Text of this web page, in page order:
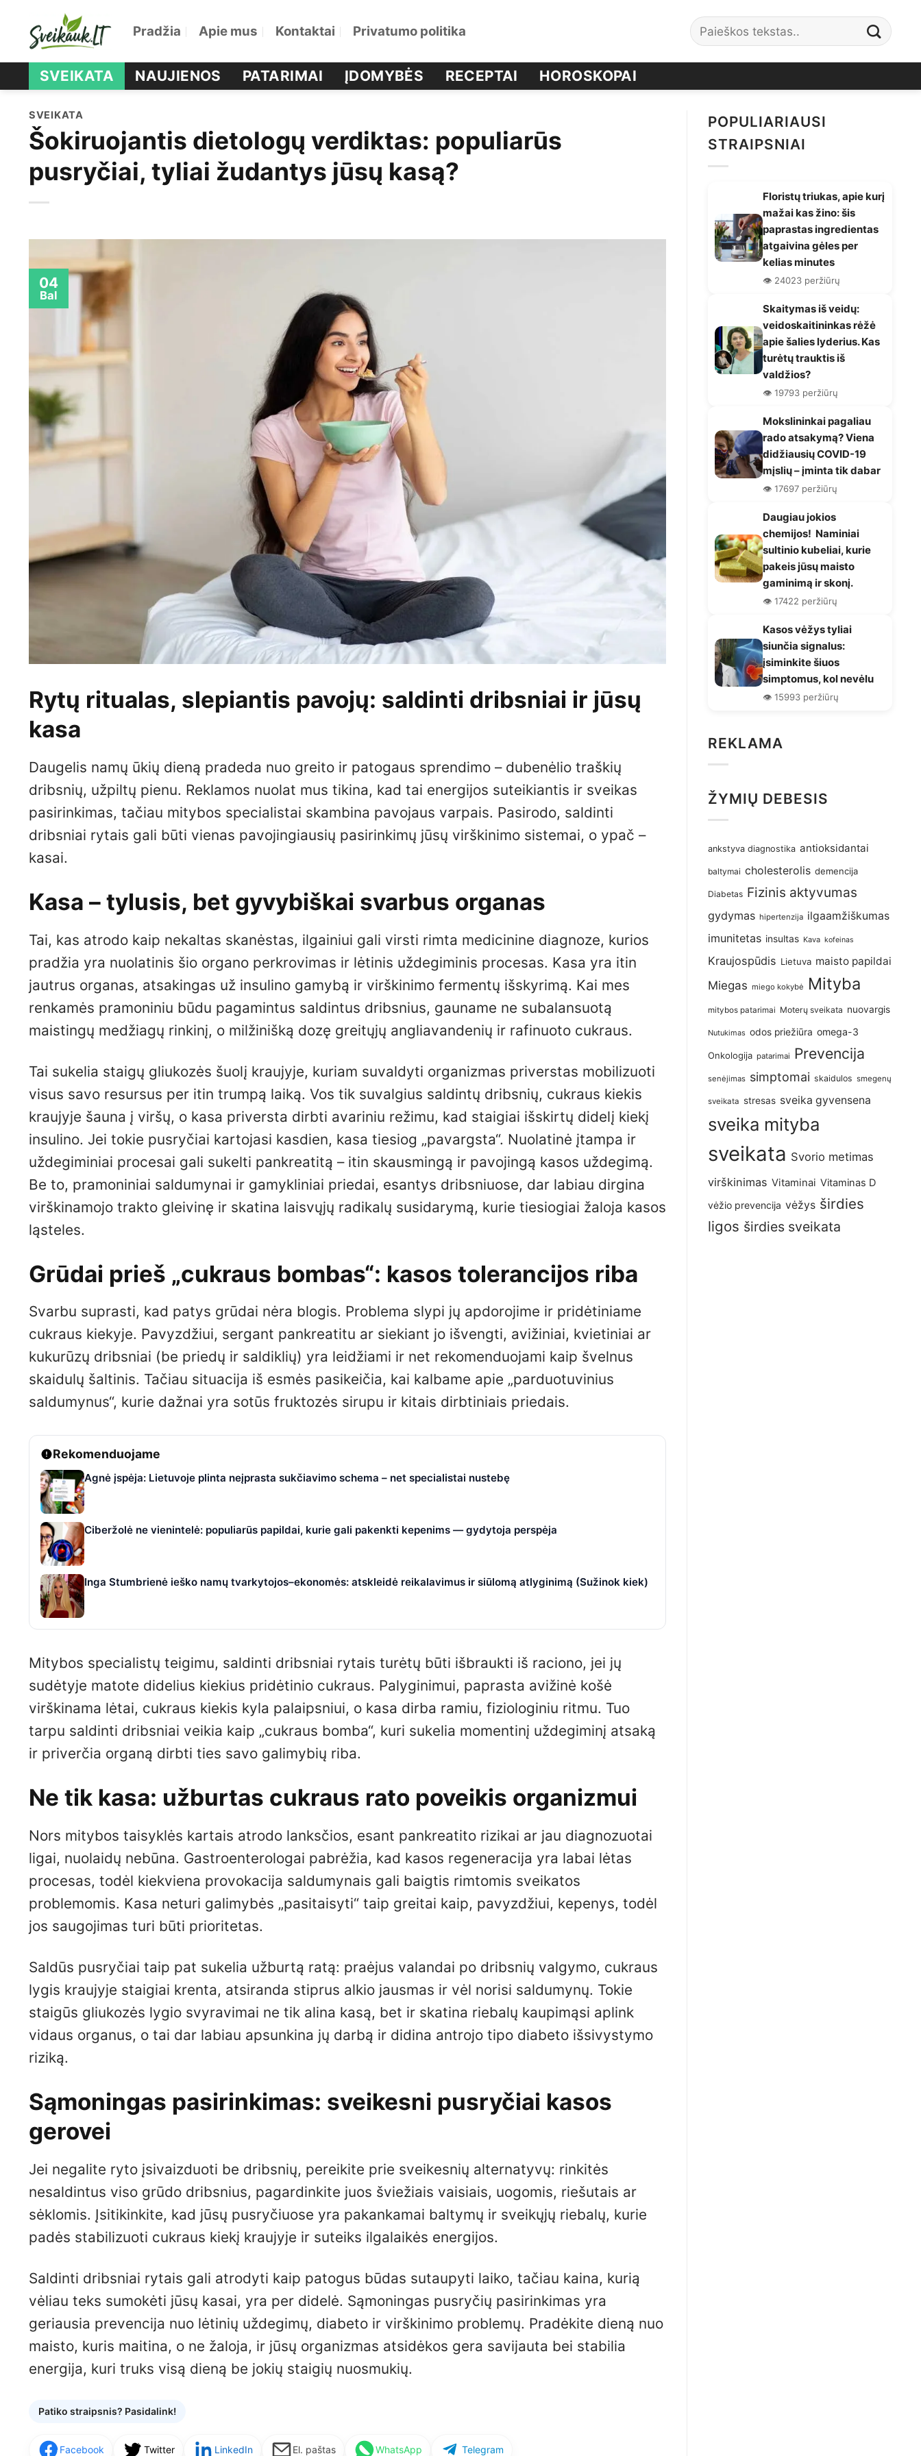
Pradžia Apie mus Kontaktai Privatumo politika
SVEIKATA NAUJIENOS PATARIMAI ĮDOMYBĖS RECEPTAI HOROSKOPAI
SVEIKATA
Šokiruojantis dietologų verdiktas: populiarūs
pusryčiai, tyliai žudantys jūsų kasą?
04
Bal
Rytų ritualas, slepiantis pavojų: saldinti dribsniai ir jūsų
kasa
Daugelis namų ūkių dieną pradeda nuo greito ir patogaus sprendimo – dubenėlio traškių
dribsnių, užpiltų pienu. Reklamos nuolat mus tikina, kad tai energijos suteikiantis ir sveikas
pasirinkimas, tačiau mitybos specialistai skambina pavojaus varpais. Pasirodo, saldinti
dribsniai rytais gali būti vienas pavojingiausių pasirinkimų jūsų virškinimo sistemai, o ypač –
kasai.
Kasa – tylusis, bet gyvybiškai svarbus organas
Tai, kas atrodo kaip nekaltas skanėstas, ilgainiui gali virsti rimta medicinine diagnoze, kurios
pradžia yra nuolatinis šio organo perkrovimas ir lėtinis uždegiminis procesas. Kasa yra itin
jautrus organas, atsakingas už insulino gamybą ir virškinimo fermentų išskyrimą. Kai mes
renkamės pramoniniu būdu pagamintus saldintus dribsnius, gauname ne subalansuotą
maistingų medžiagų rinkinį, o milžinišką dozę greitųjų angliavandenių ir rafinuoto cukraus.
Tai sukelia staigų gliukozės šuolį kraujyje, kuriam suvaldyti organizmas priverstas mobilizuoti
visus savo resursus per itin trumpą laiką. Vos tik suvalgius saldintų dribsnių, cukraus kiekis
kraujyje šauna į viršų, o kasa priversta dirbti avariniu režimu, kad staigiai išskirtų didelį kiekį
insulino. Jei tokie pusryčiai kartojasi kasdien, kasa tiesiog „pavargsta“. Nuolatinė įtampa ir
uždegiminiai procesai gali sukelti pankreatitą – itin skausmingą ir pavojingą kasos uždegimą.
Be to, pramoniniai saldumynai ir gamykliniai priedai, esantys dribsniuose, dar labiau dirgina
virškinamojo trakto gleivinę ir skatina laisvųjų radikalų susidarymą, kurie tiesiogiai žaloja kasos
ląsteles.
Grūdai prieš „cukraus bombas“: kasos tolerancijos riba
Svarbu suprasti, kad patys grūdai nėra blogis. Problema slypi jų apdorojime ir pridėtiniame
cukraus kiekyje. Pavyzdžiui, sergant pankreatitu ar siekiant jo išvengti, avižiniai, kvietiniai ar
kukurūzų dribsniai (be priedų ir saldiklių) yra leidžiami ir net rekomenduojami kaip švelnus
skaidulų šaltinis. Tačiau situacija iš esmės pasikeičia, kai kalbame apie „parduotuvinius
saldumynus“, kurie dažnai yra sotūs fruktozės sirupu ir kitais dirbtiniais priedais.
Rekomenduojame
Agnė įspėja: Lietuvoje plinta neįprasta sukčiavimo schema – net specialistai nustebę
Ciberžolė ne vienintelė: populiarūs papildai, kurie gali pakenkti kepenims — gydytoja perspėja
Inga Stumbrienė ieško namų tvarkytojos–ekonomės: atskleidė reikalavimus ir siūlomą atlyginimą (Sužinok kiek)
Mitybos specialistų teigimu, saldinti dribsniai rytais turėtų būti išbraukti iš raciono, jei jų
sudėtyje matote didelius kiekius pridėtinio cukraus. Palyginimui, paprasta avižinė košė
virškinama lėtai, cukraus kiekis kyla palaipsniui, o kasa dirba ramiu, fiziologiniu ritmu. Tuo
tarpu saldinti dribsniai veikia kaip „cukraus bomba“, kuri sukelia momentinį uždegiminį atsaką
ir priverčia organą dirbti ties savo galimybių riba.
Ne tik kasa: užburtas cukraus rato poveikis organizmui
Nors mitybos taisyklės kartais atrodo lanksčios, esant pankreatito rizikai ar jau diagnozuotai
ligai, nuolaidų nebūna. Gastroenterologai pabrėžia, kad kasos regeneracija yra labai lėtas
procesas, todėl kiekviena provokacija saldumynais gali baigtis rimtomis sveikatos
problemomis. Kasa neturi galimybės „pasitaisyti“ taip greitai kaip, pavyzdžiui, kepenys, todėl
jos saugojimas turi būti prioritetas.
Saldūs pusryčiai taip pat sukelia užburtą ratą: praėjus valandai po dribsnių valgymo, cukraus
lygis kraujyje staigiai krenta, atsiranda stiprus alkio jausmas ir vėl norisi saldumynų. Tokie
staigūs gliukozės lygio svyravimai ne tik alina kasą, bet ir skatina riebalų kaupimąsi aplink
vidaus organus, o tai dar labiau apsunkina jų darbą ir didina antrojo tipo diabeto išsivystymo
riziką.
Sąmoningas pasirinkimas: sveikesni pusryčiai kasos
gerovei
Jei negalite ryto įsivaizduoti be dribsnių, pereikite prie sveikesnių alternatyvų: rinkitės
nesaldintus viso grūdo dribsnius, pagardinkite juos šviežiais vaisiais, uogomis, riešutais ar
sėklomis. Įsitikinkite, kad jūsų pusryčiuose yra pakankamai baltymų ir sveikųjų riebalų, kurie
padės stabilizuoti cukraus kiekį kraujyje ir suteiks ilgalaikės energijos.
Saldinti dribsniai rytais gali atrodyti kaip patogus būdas sutaupyti laiko, tačiau kaina, kurią
vėliau teks sumokėti jūsų kasai, yra per didelė. Sąmoningas pusryčių pasirinkimas yra
geriausia prevencija nuo lėtinių uždegimų, diabeto ir virškinimo problemų. Pradėkite dieną nuo
maisto, kuris maitina, o ne žaloja, ir jūsų organizmas atsidėkos gera savijauta bei stabilia
energija, kuri truks visą dieną be jokių staigių nuosmukių.
Patiko straipsnis? Pasidalink!
Facebook Twitter LinkedIn El. paštas WhatsApp Telegram
POPULIARIAUSI
STRAIPSNIAI
Floristų triukas, apie kurį
mažai kas žino: šis
paprastas ingredientas
atgaivina gėles per
kelias minutes
👁️ 24023 peržiūrų
Skaitymas iš veidų:
veidoskaitininkas rėžė
apie šalies lyderius. Kas
turėtų trauktis iš
valdžios?
👁️ 19793 peržiūrų
Mokslininkai pagaliau
rado atsakymą? Viena
didžiausių COVID-19
mįslių – įminta tik dabar
👁️ 17697 peržiūrų
Daugiau jokios
chemijos! Naminiai
sultinio kubeliai, kurie
pakeis jūsų maisto
gaminimą ir skonį.
👁️ 17422 peržiūrų
Kasos vėžys tyliai
siunčia signalus:
įsiminkite šiuos
simptomus, kol nevėlu
👁️ 15993 peržiūrų
REKLAMA
ŽYMIŲ DEBESIS
ankstyva diagnostika antioksidantai
baltymai cholesterolis demencija
Diabetas Fizinis aktyvumas
gydymas hipertenzija ilgaamžiškumas
imunitetas insultas Kava kofeinas
Kraujospūdis Lietuva maisto papildai
Miegas miego kokybė Mityba
mitybos patarimai Moterų sveikata nuovargis
Nutukimas odos priežiūra omega-3
Onkologija patarimai Prevencija
senėjimas simptomai skaidulos smegenų
sveikata stresas sveika gyvensena
sveika mityba
sveikata Svorio metimas
virškinimas Vitaminai Vitaminas D
vėžio prevencija vėžys širdies
ligos širdies sveikata